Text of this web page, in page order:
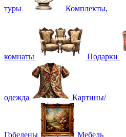
туры Комплекты,
комнаты Подарки
одежда Картины/
Гобелены Мебель